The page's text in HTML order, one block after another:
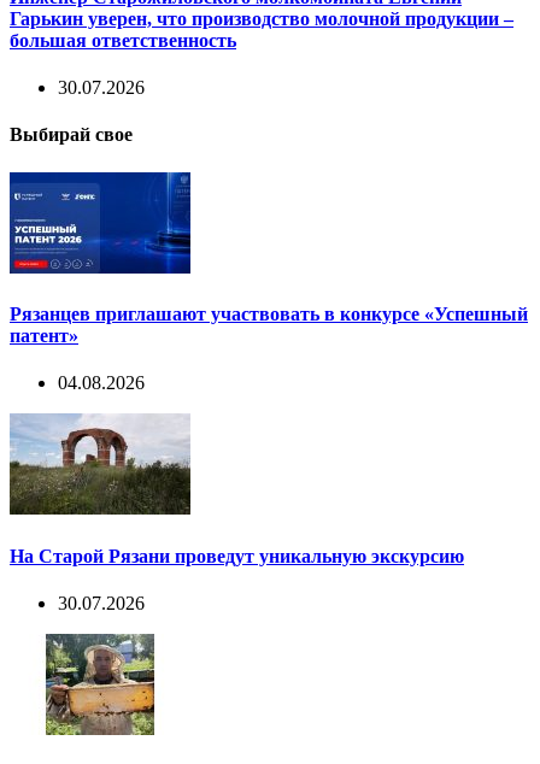
Гарькин уверен, что производство молочной продукции –
большая ответственность
30.07.2026
Выбирай свое
Рязанцев приглашают участвовать в конкурсе «Успешный
патент»
04.08.2026
На Старой Рязани проведут уникальную экскурсию
30.07.2026